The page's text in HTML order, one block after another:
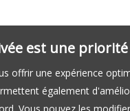
est une
offrir une expérience
également